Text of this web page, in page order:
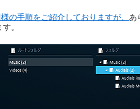
の手順をご紹介しておりますが、 あ
。